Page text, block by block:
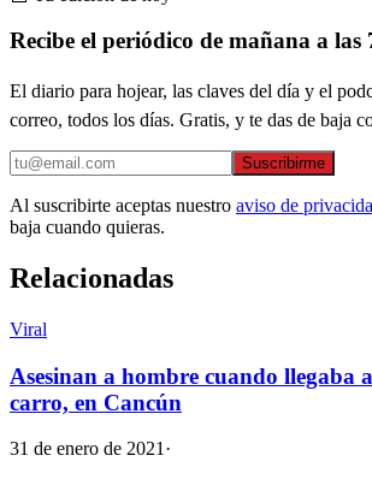
Recibe el periódico de mañana a las
El diario para hojear, las claves del día y el
correo, todos los días. Gratis, y te das de baja
Suscribirme
Al suscribirte aceptas nuestro aviso de
baja cuando quieras.
Relacionadas
Viral
Asesinan a hombre cuando llegaba
carro, en Cancún
31 de enero de 2021 ·